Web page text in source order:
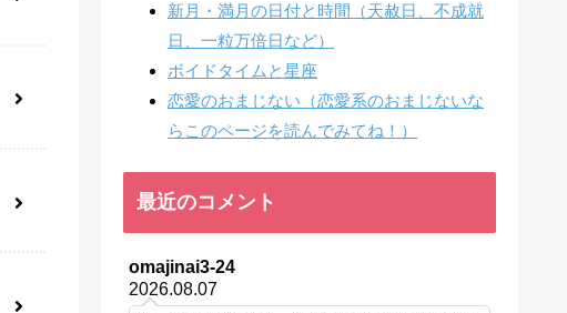
新月・満月の日付と時間（天赦日、不成就
日、一粒万倍日など）
ボイドタイムと星座
恋愛のおまじない（恋愛系のおまじないな
らこのページを読んでみてね！）
最近のコメント
omajinai3-24
2026.08.07